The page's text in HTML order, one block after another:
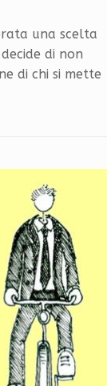
una scelta
di non
di chi si mette